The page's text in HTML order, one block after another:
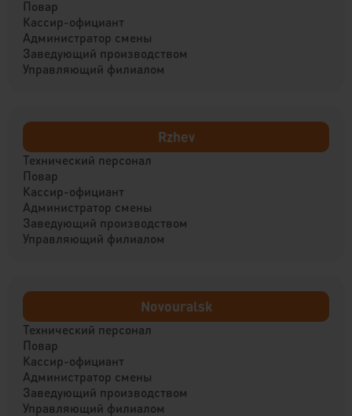
Повар
Кассир-официант
Администратор смены
Заведующий производством
Управляющий филиалом
Rzhev
Технический персонал
Повар
Кассир-официант
Администратор смены
Заведующий производством
Управляющий филиалом
Novouralsk
Технический персонал
Повар
Кассир-официант
Администратор смены
Заведующий производством
Управляющий филиалом